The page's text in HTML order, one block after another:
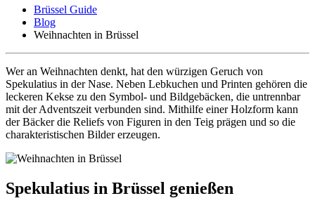
Brüssel Guide
Blog
Weihnachten in Brüssel
Wer an Weihnachten denkt, hat den würzigen Geruch von
Spekulatius in der Nase. Neben Lebkuchen und Printen gehören die
leckeren Kekse zu den Symbol- und Bildgebäcken, die untrennbar
mit der Adventszeit verbunden sind. Mithilfe einer Holzform kann
der Bäcker die Reliefs von Figuren in den Teig prägen und so die
charakteristischen Bilder erzeugen.
Spekulatius in Brüssel genießen